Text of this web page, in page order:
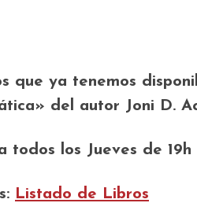
que ya tenemos
del autor Joni D.
los Jueves de 19h
Listado de Libros